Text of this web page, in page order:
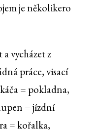
je několikero
vycházet z
práce, visací
= pokladna,
= jízdní
= kořalka,